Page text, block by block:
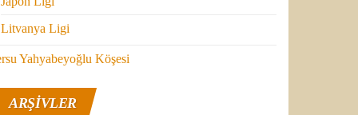
Litvanya Ligi
Yahyabeyoğlu Köşesi
ARŞIVLER